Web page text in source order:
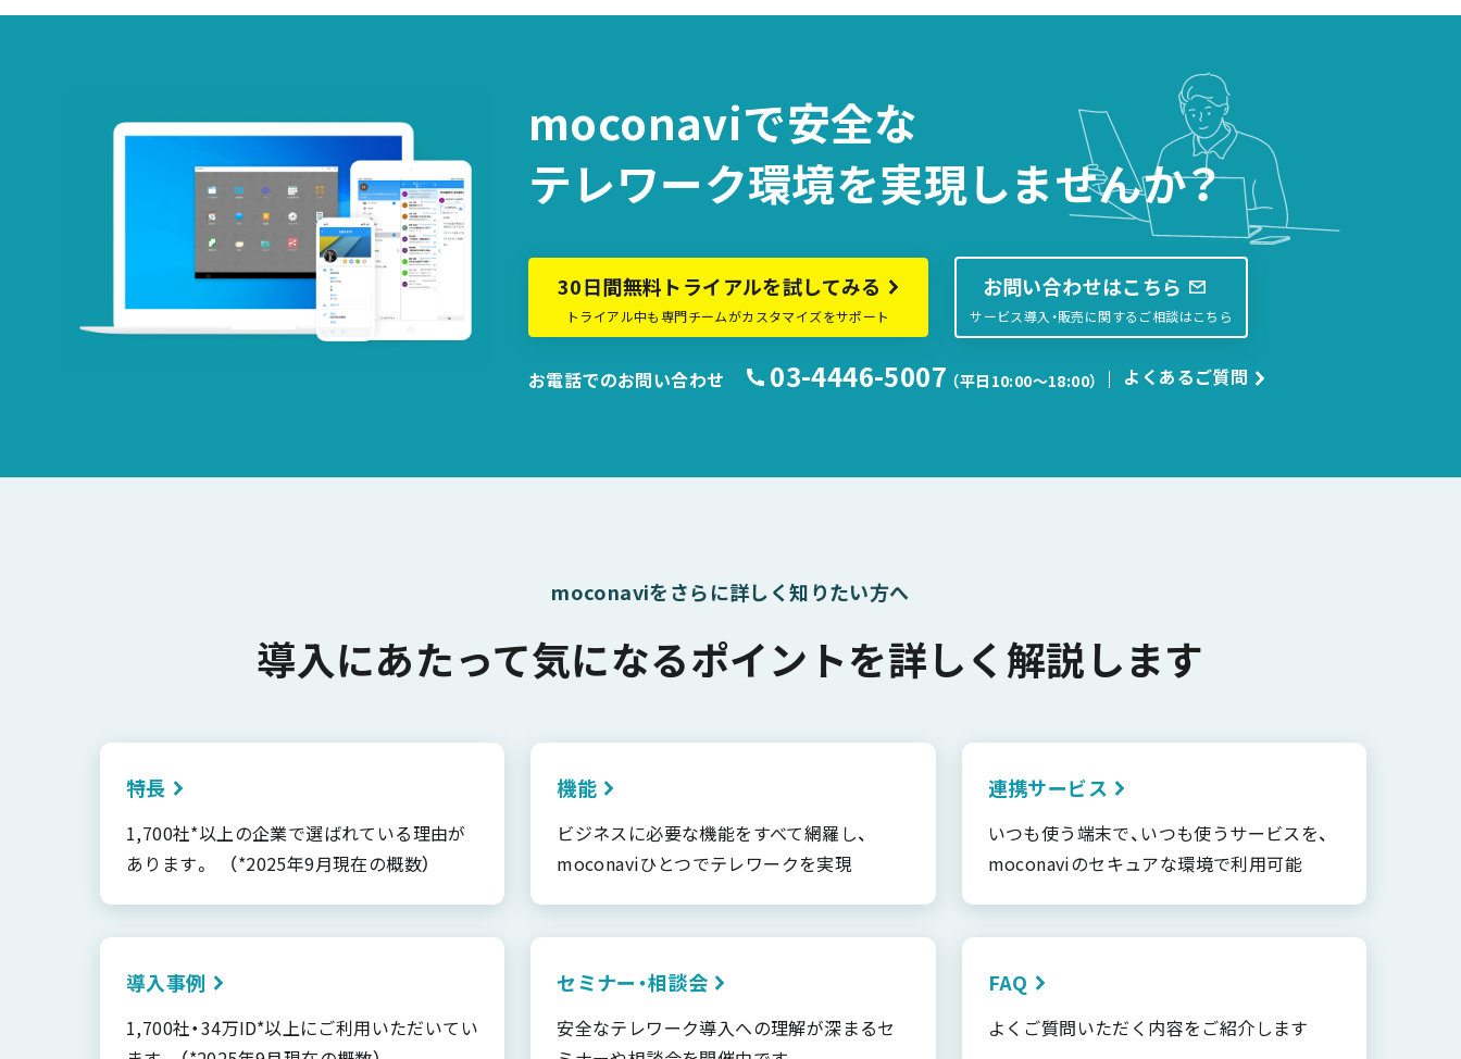
moconaviで安全な
テレワーク環境を実現しませんか？
30日間無料トライアルを試してみる
トライアル中も専門チームがカスタマイズをサポート
お問い合わせはこちら
サービス導入・販売に関するご相談はこちら
お電話でのお問い合わせ 03-4446-5007 （平日10:00〜18:00） よくあるご質問
moconaviをさらに詳しく知りたい方へ
導入にあたって気になるポイントを詳しく解説します
特長
1,700社*以上の企業で選ばれている理由が
あります。 （*2025年9月現在の概数）
機能
ビジネスに必要な機能をすべて網羅し、
moconaviひとつでテレワークを実現
連携サービス
いつも使う端末で、いつも使うサービスを、
moconaviのセキュアな環境で利用可能
導入事例
1,700社・34万ID*以上にご利用いただいてい
セミナー・相談会
安全なテレワーク導入への理解が深まるセ
FAQ
よくご質問いただく内容をご紹介します